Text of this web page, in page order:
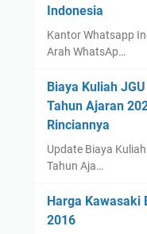
Indonesia
Kantor Whatsapp
Arah WhatsAp…
Biaya Kuliah
Tahun Ajaran
Rinciannya
Update Biaya
Tahun Aja…
Harga Kawasaki
2016